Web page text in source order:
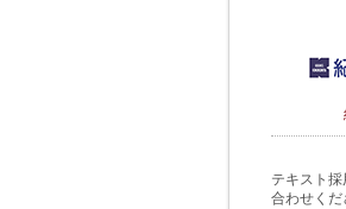
テキスト
合わせくだ